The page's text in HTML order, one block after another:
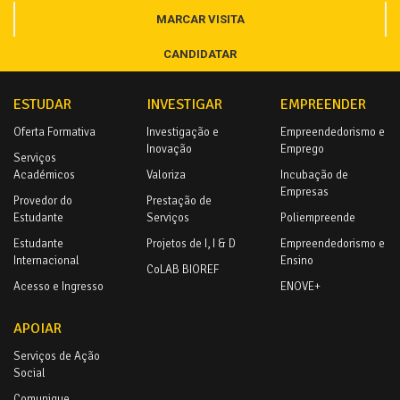
MARCAR VISITA
CANDIDATAR
ESTUDAR
Oferta Formativa
Serviços
Académicos
Provedor do
Estudante
Estudante
Internacional
Acesso e Ingresso
INVESTIGAR
Investigação e
Inovação
Valoriza
Prestação de
Serviços
Projetos de I, I & D
CoLAB BIOREF
EMPREENDER
Empreendedorismo e
Emprego
Incubação de
Empresas
Poliempreende
Empreendedorismo e
Ensino
ENOVE+
APOIAR
Serviços de Ação
Social